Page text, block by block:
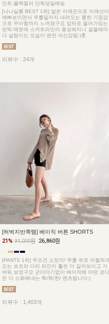
민트,블랙컬러 단독당일배송
[나나살롱 BEST 1위] 얇은 어깨끈으로 어깨선이
예뻐보이면서 무릎밑까지 내려오는 롱한 기장감
으로 우아함까지 느껴졌구요 앞뒤로 들어가있는
핀턱 때문에 스커트라인이 풍성해지니 걸을때마
다 살랑이는 모습이 완전 여신강림:)훗
리뷰수 : 24개
[허벅지반쪽템] 베이직 버튼 SHORTS
21% 34,000원 26,860원
[PANTS 1위] 무조건 소장각! 무릎 위로 아찔하게
오는 숏츠라 다리 라인이 훨씬 더 길어보이고 가
벼워 보였구요 군더더기없이 베이직해 어떤 코디
든 다 소화해내는 똑/똑/한/ 팬츠랍니다:)
리뷰수 : 1,403개